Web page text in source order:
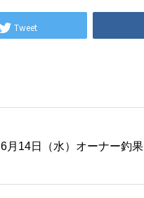
Tweet
6月14日（水）オーナー釣果